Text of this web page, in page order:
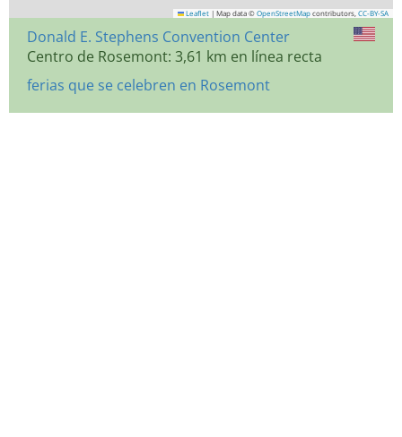
Leaflet | Map data © OpenStreetMap contributors, CC-BY-SA
Donald E. Stephens Convention Center
Centro de Rosemont: 3,61 km en línea recta
ferias que se celebren en Rosemont